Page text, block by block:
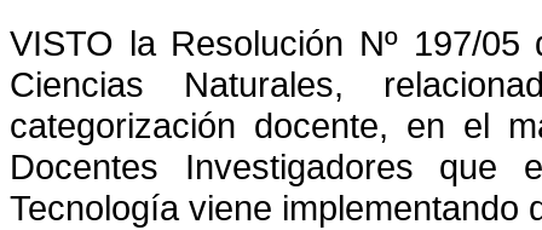
VISTO la Resolución Nº 197/
Ciencias Naturales,
categorización docente, en el
Docentes Investigadores que
Tecnología viene implementando